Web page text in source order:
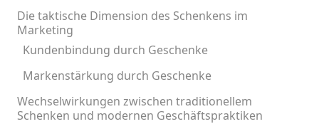
Die taktische Dimension des Schenkens im
Marketing
Kundenbindung durch Geschenke
Markenstärkung durch Geschenke
Wechselwirkungen zwischen traditionellem
Schenken und modernen Geschäftspraktiken